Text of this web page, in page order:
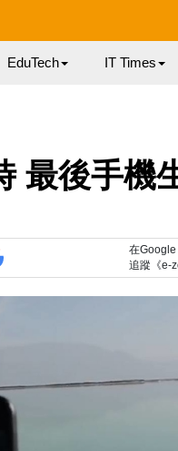
EduTech IT Times
最後手機
在Google
追蹤《e-